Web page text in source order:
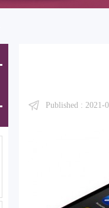
Published : 2021-